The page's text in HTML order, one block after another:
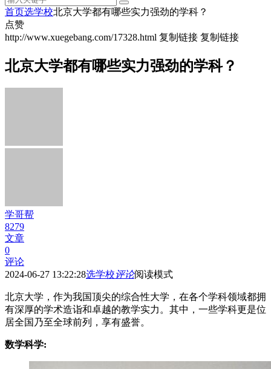
首页选学校北京大学都有哪些实力强劲的学科？
点赞
http://www.xuegebang.com/17328.html 复制链接 复制链接
北京大学都有哪些实力强劲的学科？
学哥帮
8279
文章
0
评论
2024-06-27 13:22:28选学校评论阅读模式
北京大学，作为我国顶尖的综合性大学，在各个学科领域都拥
有深厚的学术造诣和卓越的教学实力。其中，一些学科更是位
居全国乃至全球前列，享有盛誉。
数学科学: